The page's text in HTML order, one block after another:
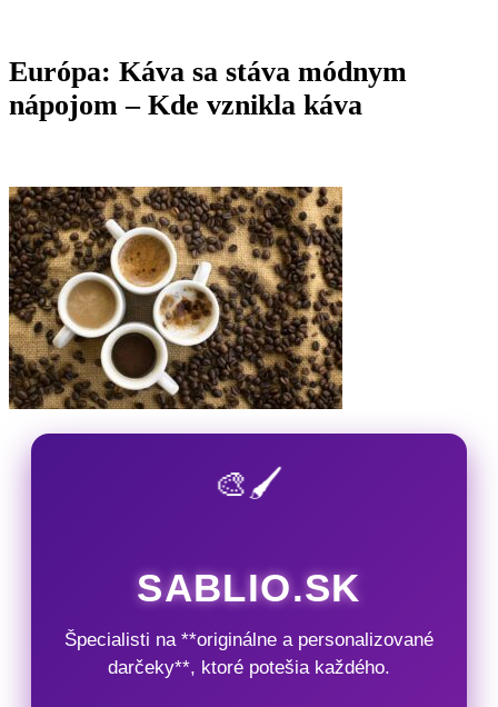
Európa: Káva sa stáva módnym
nápojom – Kde vznikla káva
🎨🖌️
SABLIO.SK
Špecialisti na **originálne a personalizované
darčeky**, ktoré potešia každého.